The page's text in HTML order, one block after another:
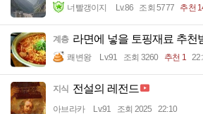
너빨갱이지 Lv.86 조회 5777 추천
계층 라면에 넣을 토핑재료 추천
쾌변왕 Lv.91 조회 3260 추천 1
지식 전설의 레전드
아브라카 Lv.91 조회 2025 22:10